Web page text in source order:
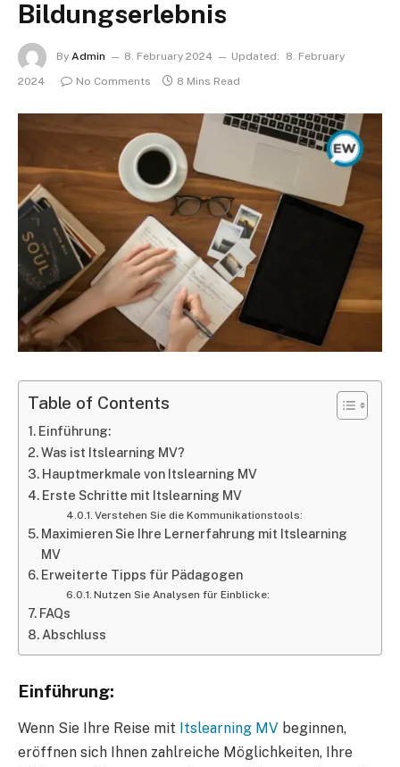
Bildungserlebnis
By Admin 8. February 2024 Updated:
8. February
2024
No Comments 8 Mins Read
Table of Contents
Einführung:
Was ist Itslearning MV?
Hauptmerkmale von Itslearning MV
Erste Schritte mit Itslearning MV
Verstehen Sie die Kommunikationstools:
Maximieren Sie Ihre Lernerfahrung mit Itslearning
MV
Erweiterte Tipps für Pädagogen
Nutzen Sie Analysen für Einblicke:
FAQs
Abschluss
Einführung:
Wenn Sie Ihre Reise mit Itslearning MV beginnen,
eröffnen sich Ihnen zahlreiche Möglichkeiten, Ihre